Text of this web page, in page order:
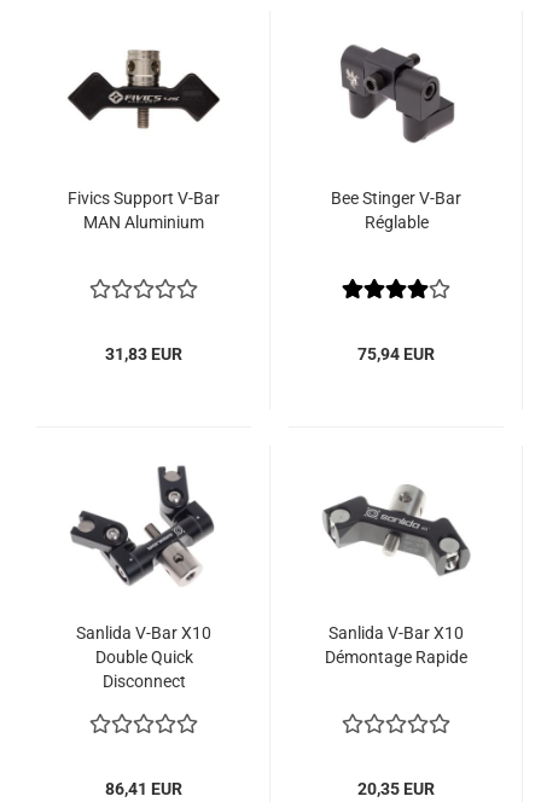
Fivics Support V-Bar
MAN Aluminium
31,83 EUR
Bee Stinger V-Bar
Réglable
75,94 EUR
Sanlida V-Bar X10
Double Quick
Disconnect
86,41 EUR
Sanlida V-Bar X10
Démontage Rapide
20,35 EUR